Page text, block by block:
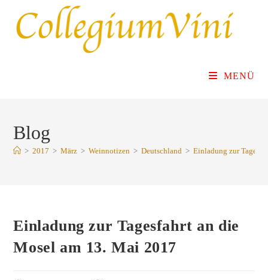
Inhalt
springen
MENÜ
Blog
> 2017 > März > Weinnotizen > Deutschland > Einladung zur
Einladung zur Tagesfahrt an die
Mosel am 13. Mai 2017